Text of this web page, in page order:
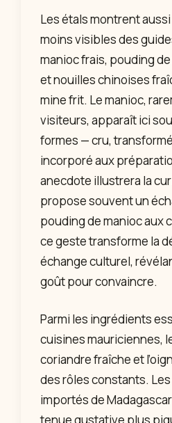
Les étals montrent
moins visibles des
manioc frais, pouding
et nouilles chinoises
mine frit. Le manioc,
visiteurs, apparaît ici
formes — cru,
incorporé aux
anecdote illustrera la
propose souvent un
pouding de manioc aux
ce geste transforme la
échange culturel,
goût pour convaincre.
Parmi les ingrédients
cuisines mauriciennes,
coriandre fraîche et
des rôles constants.
importés de